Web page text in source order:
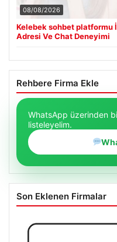
08/08/2026
Kelebek sohbet platformu
Adresi Ve Chat Deneyimi
Rehbere Firma Ekle
WhatsApp üzerinden
listeleyelim.
Son Eklenen Firmalar